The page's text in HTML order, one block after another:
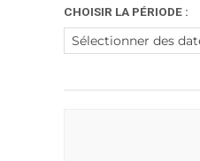
CHOISIR LA PÉRIODE :